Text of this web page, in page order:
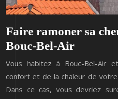
Faire ramoner sa
Bouc-Bel-Air
Vous habitez à Bouc-Bel-Air
confort et de la chaleur de
Dans ce cas, vous devriez